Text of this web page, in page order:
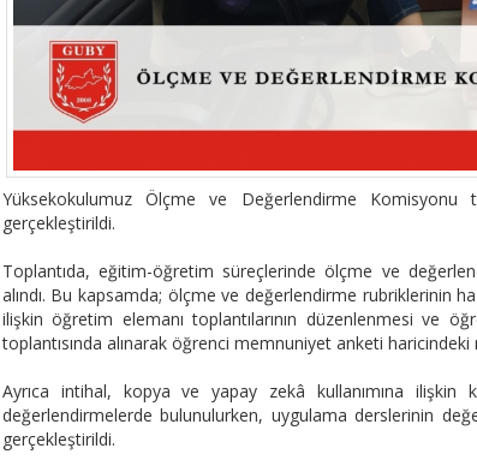
Yüksekokulumuz Ölçme ve Değerlendirme Komisyonu
gerçekleştirildi.
Toplantıda, eğitim-öğretim süreçlerinde ölçme ve
alındı. Bu kapsamda; ölçme ve değerlendirme rubriklerinin
ilişkin öğretim elemanı toplantılarının düzenlenmesi ve
toplantısında alınarak öğrenci memnuniyet anketi
Ayrıca intihal, kopya ve yapay zekâ kullanımına ilişkin
değerlendirmelerde bulunulurken, uygulama derslerinin
gerçekleştirildi.